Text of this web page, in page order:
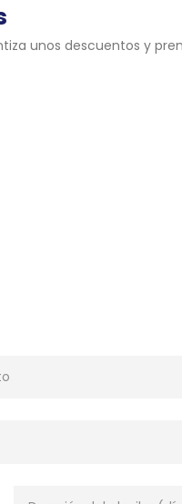
unos descuentos y